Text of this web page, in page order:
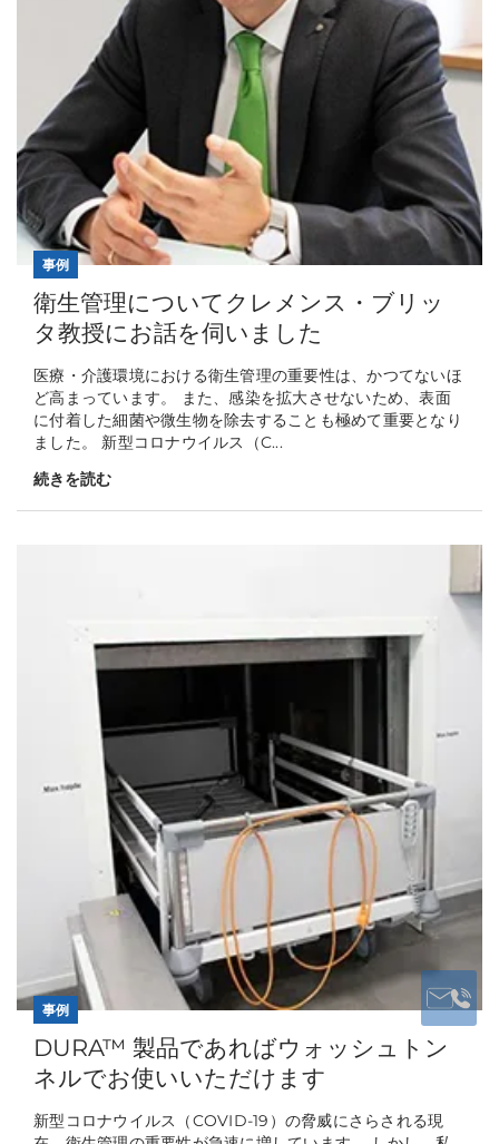
事例
衛生管理についてクレメンス・ブリッ
タ教授にお話を伺いました
医療・介護環境における衛生管理の重要性は、かつてないほ
ど高まっています。 また、感染を拡大させないため、表面
に付着した細菌や微生物を除去することも極めて重要となり
ました。 新型コロナウイルス（C...
続きを読む
事例
DURA™ 製品であればウォッシュトン
ネルでお使いいただけます
新型コロナウイルス（COVID-19）の脅威にさらされる現